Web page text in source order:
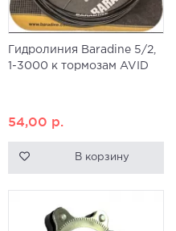
Гидролиния Baradine 5/2,
1-3000 к тормозам AVID
54,00 р.
В корзину